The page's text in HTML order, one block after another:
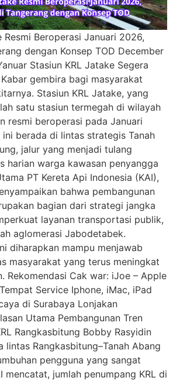
Resmi Beroperasi Januari 2026,
dengan Konsep TOD December
Stasiun KRL Jatake Segera
gembira bagi masyarakat
Stasiun KRL Jatake, yang
satu stasiun termegah di wilayah
resmi beroperasi pada Januari
berada di lintas strategis Tanah
jalur yang menjadi tulang
harian warga kawasan penyangga
PT Kereta Api Indonesia (KAI),
bahwa pembangunan
bagian dari strategi jangka
layanan transportasi publik,
aglomerasi Jabodetabek.
diharapkan mampu menjawab
masyarakat yang terus meningkat
Rekomendasi Cak war: iJoe – Apple
Service Iphone, iMac, iPad
di Surabaya Lonjakan
Utama Pembangunan Tren
Rangkasbitung Bobby Rasyidin
lintas Rangkasbitung–Tanah Abang
pengguna yang sangat
mencatat, jumlah penumpang KRL di